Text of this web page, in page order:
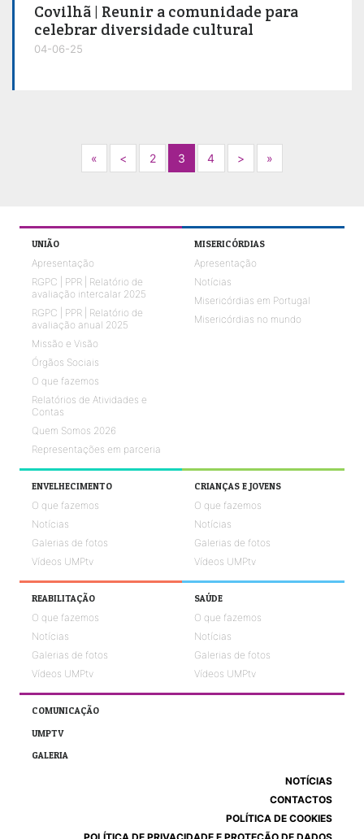
Covilhã | Reunir a comunidade para
celebrar diversidade cultural
04-06-25
«Next< Previous
2 3 4 >Next»
UNIÃO
Apresentação
RGPC | PPR | Relatório de
avaliação intercalar 2025
RGPC | PPR | Relatório de
avaliação anual 2025
Missão e Visão
Órgãos Sociais
O que fazemos
Relatórios de Atividades e
Contas
Quem Somos 2026
Representações em parceria
MISERICÓRDIAS
Apresentação
Notícias
Misericórdias em Portugal
Misericórdias no mundo
ENVELHECIMENTO
O que fazemos
Notícias
Galerias de fotos
Vídeos UMPtv
CRIANÇAS E JOVENS
O que fazemos
Notícias
Galerias de fotos
Vídeos UMPtv
REABILITAÇÃO
O que fazemos
Notícias
Galerias de fotos
Vídeos UMPtv
SAÚDE
O que fazemos
Notícias
Galerias de fotos
Vídeos UMPtv
COMUNICAÇÃO
UMPTV
GALERIA
NOTÍCIAS
CONTACTOS
POLÍTICA DE COOKIES